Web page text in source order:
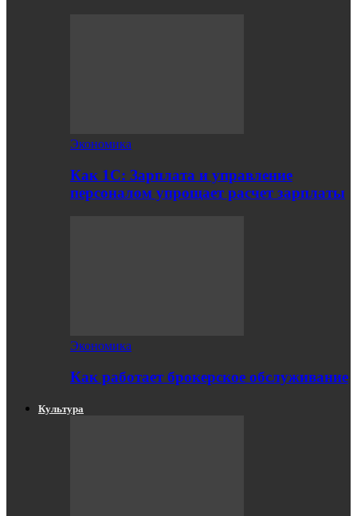
Экономика
Как 1С: Зарплата и управление
персоналом упрощает расчет зарплаты
Экономика
Как работает брокерское обслуживание
Культура